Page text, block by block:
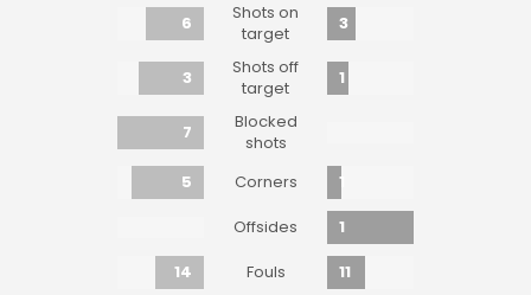
6
Shots on
target
3
3
Shots off
target
1
7
Blocked
shots
5
Corners 1
Offsides
1
14
Fouls 11